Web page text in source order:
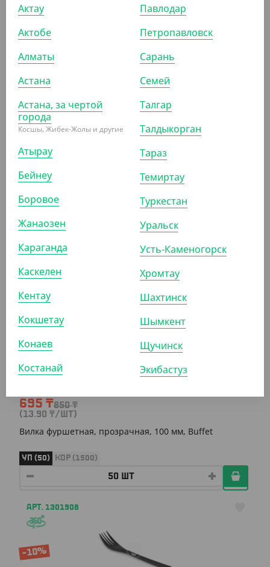
УП (6)
ПОХОЖИЕ ТОВАРЫ
АРТ. 13002081
-20%
195₸245
Вилка столовая "Basic", 165 мм
УП (50) КОР (200)
-18%
695 ₸850₸
(13.90 ₸/ШТ)
Вилка фуршетная, прозрачная, 100 мм, Buffet
УП (50) КОР (1500)
АРТ. 1301908
-10%
Актау
Актобе
Алматы
Астана
Астана, за чертой
города
Косшы, Жибек-Жолы и другие
Атырау
Бейнеу
Боровое
Жанаозен
Караганда
Каскелен
Кентау
Кокшетау
Конаев
Костанай
Павлодар
Петропавловск
Сарань
Семей
Талгар
Талдыкорган
Тараз
Темиртау
Туркестан
Уральск
Усть-Каменогорск
Хромтау
Шахтинск
Шымкент
Щучинск
Экибастуз